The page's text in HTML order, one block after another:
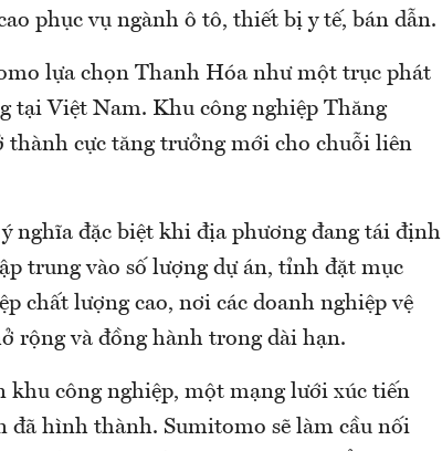
phục vụ ngành ô tô, thiết bị y tế, bán dẫn.
lựa chọn Thanh Hóa như một trục phát
tại Việt Nam. Khu công nghiệp Thăng
cực tăng trưởng mới cho chuỗi liên
nghĩa đặc biệt khi địa phương đang tái định
trung vào số lượng dự án, tỉnh đặt mục
chất lượng cao, nơi các doanh nghiệp vệ
rộng và đồng hành trong dài hạn.
công nghiệp, một mạng lưới xúc tiến
đã hình thành. Sumitomo sẽ làm cầu nối